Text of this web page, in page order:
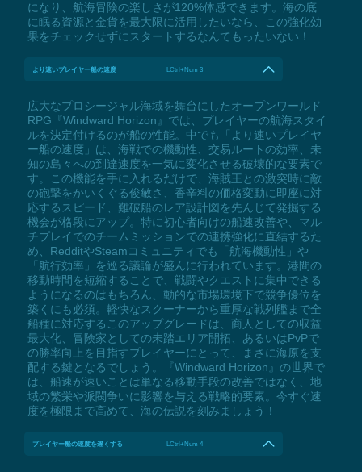
になり、航海冒険の楽しさが120%体感できます。海の底
に眠る資源と金貨を最大限に活用したいなら、この強化効
果をチェックせずにスタートするなんてもったいない！
より速いプレイヤー船の速度 LCtrl+Num 3
広大なプロシージャル海域を舞台にしたオープンワールド
RPG『Windward Horizon』では、プレイヤーの航海スタイ
ルを決定付けるのが船の性能。中でも「より速いプレイヤ
ー船の速度」は、海戦での機動性、交易ルートの効率、未
知の島々への到達速度を一気に変化させる破壊的な要素で
す。この機能を手に入れるだけで、海賊王との激突時に敵
の砲撃をかいくぐる俊敏さ、香辛料の価格変動に即座に対
応するスピード、難破船のレア設計図を先んじて発掘する
機会が格段にアップ。特に初心者向けの船速改善や、マル
チプレイでのチームミッションでの連携強化に直結するた
め、RedditやSteamコミュニティでも「航海機動性」や
「航行効率」を巡る議論が盛んに行われています。港間の
移動時間を短縮することで、戦闘やクエストに集中できる
ようになるのはもちろん、動的な市場環境下で競争優位を
築くにも必須。軽快なスクーナーから重厚な戦列艦まで全
船種に対応するこのアップグレードは、商人としての収益
最大化、冒険家としての未踏エリア開拓、あるいはPvPで
の勝率向上を目指すプレイヤーにとって、まさに海原を支
配する鍵となるでしょう。『Windward Horizon』の世界で
は、船速が速いことは単なる移動手段の改善ではなく、地
域の繁栄や派閥争いに影響を与える戦略的要素。今すぐ速
度を極限まで高めて、海の伝説を刻みましょう！
プレイヤー船の速度を遅くする LCtrl+Num 4